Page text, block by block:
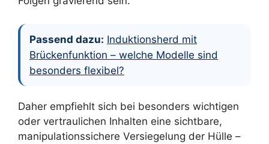
Passend dazu: Induktionsherd mit
Brückenfunktion – welche Modelle sind
besonders flexibel?
Daher empfiehlt sich bei besonders wichtigen
oder vertraulichen Inhalten eine sichtbare,
manipulationssichere Versiegelung der Hülle –